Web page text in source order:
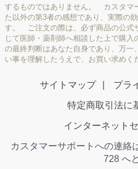
するものではありません。 カスタマ
た以外の第3者の感想であり、実際の
す。 ご注文の際は、必ず商品の公式
じて医師・薬剤師へ相談した上で購
の最終判断はあなた自身であり、万
い事を理解したうえで、お買い求めく
サイトマップ プラ
特定商取引法に
インターネット
カスタマーサポートへの連絡
728 へ